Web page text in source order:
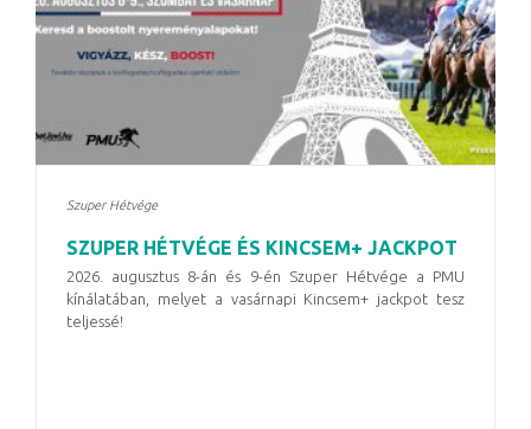
Szuper Hétvége
SZUPER HÉTVÉGE ÉS KINCSEM+ JACKPOT
2026. augusztus 8-án és 9-én Szuper Hétvége a PMU
kínálatában, melyet a vasárnapi Kincsem+ jackpot tesz
teljessé!